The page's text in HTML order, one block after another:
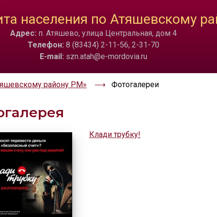
ИЗОБРАЖЕНИЯ
Скрыть Ч/б
населения по Атяшевскому
Адрес: п. Атяшево, улица Центральная, дом 4
Телефон: 8 (83434) 2-11-56, 2-31-70
E-mail: szn.atah@e-mordovia.ru
району РМ» Фотогалереи
Клади трубку!